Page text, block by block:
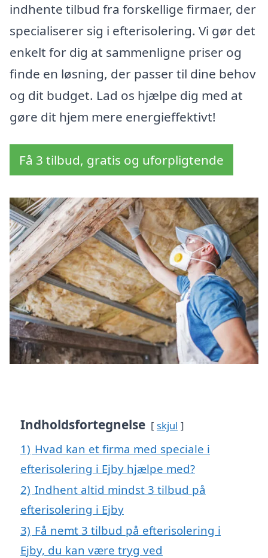
indhente tilbud fra forskellige firmaer, der
specialiserer sig i efterisolering. Vi gør det
enkelt for dig at sammenligne priser og
finde en løsning, der passer til dine behov
og dit budget. Lad os hjælpe dig med at
gøre dit hjem mere energieffektivt!
Få 3 tilbud, gratis og uforpligtende
Indholdsfortegnelse skjul
1) Hvad kan et firma med speciale i
efterisolering i Ejby hjælpe med?
2) Indhent altid mindst 3 tilbud på
efterisolering i Ejby
3) Få nemt 3 tilbud på efterisolering i
Ejby, du kan være tryg ved